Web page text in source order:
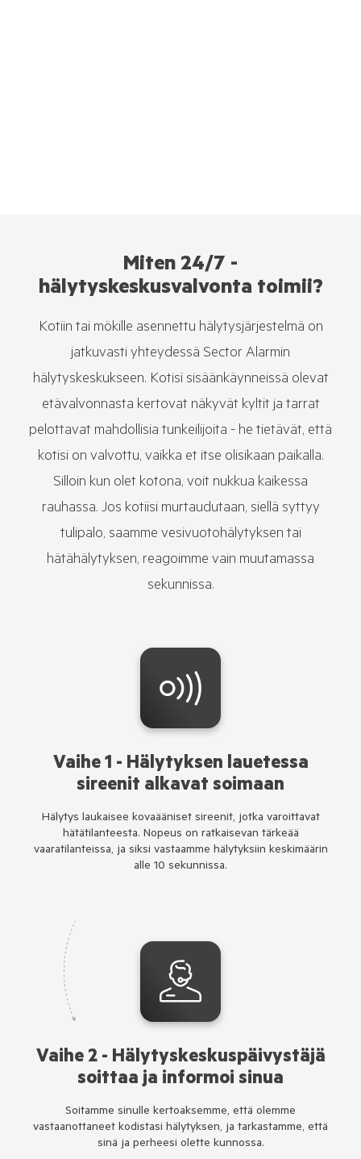
Miten 24/7 -
hälytyskeskusvalvonta toimii?
Kotiin tai mökille asennettu hälytysjärjestelmä on
jatkuvasti yhteydessä Sector Alarmin
hälytyskeskukseen. Kotisi sisäänkäynneissä olevat
etävalvonnasta kertovat näkyvät kyltit ja tarrat
pelottavat mahdollisia tunkeilijoita - he tietävät, että
kotisi on valvottu, vaikka et itse olisikaan paikalla.
Silloin kun olet kotona, voit nukkua kaikessa
rauhassa. Jos kotiisi murtaudutaan, siellä syttyy
tulipalo, saamme vesivuotohälytyksen tai
hätähälytyksen, reagoimme vain muutamassa
sekunnissa.
Vaihe 1 - Hälytyksen lauetessa
sireenit alkavat soimaan
Hälytys laukaisee kovaääniset sireenit, jotka varoittavat
hätätilanteesta. Nopeus on ratkaisevan tärkeää
vaaratilanteissa, ja siksi vastaamme hälytyksiin keskimäärin
alle 10 sekunnissa.
Vaihe 2 - Hälytyskeskuspäivystäjä
soittaa ja informoi sinua
Soitamme sinulle kertoaksemme, että olemme
vastaanottaneet kodistasi hälytyksen, ja tarkastamme, että
sinä ja perheesi olette kunnossa.